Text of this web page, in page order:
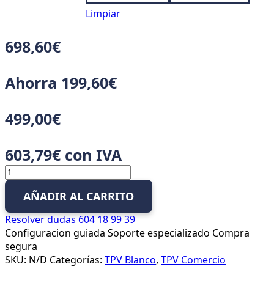
Limpiar
698,60€
Ahorra 199,60€
499,00€
603,79€ con IVA
TPV
Blanco
para
Comercios
y
Tiendas
cantidad
AÑADIR AL CARRITO
Resolver dudas604 18 99 39
Configuracion guiada Soporte especializado Compra
segura
SKU: N/D Categorías: TPV Blanco, TPV Comercio